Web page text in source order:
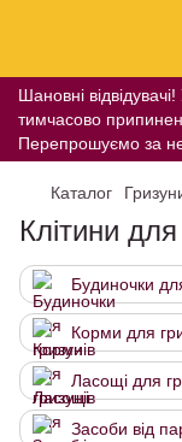
Шановні
тимчасово
Перепрошуємо за
Каталог
Клітини для
Будиночки
Корми для
Ласощі для
Засоби від